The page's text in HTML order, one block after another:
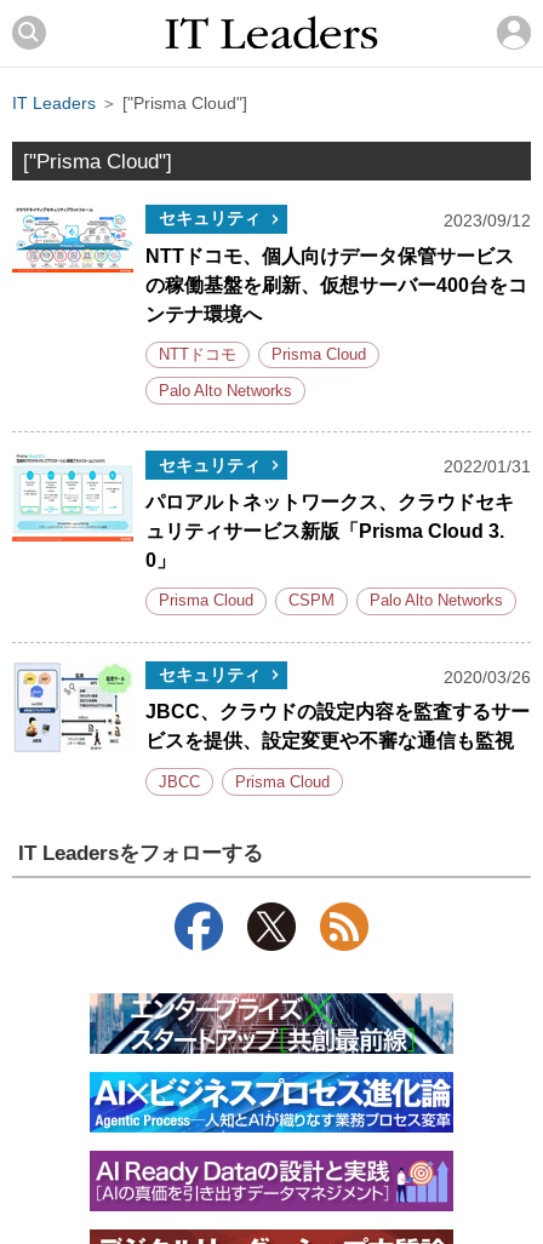
IT Leaders ＞ ["Prisma Cloud"]
["Prisma Cloud"]
セキュリティ 2023/09/12
NTTドコモ、個人向けデータ保管サービス
の稼働基盤を刷新、仮想サーバー400台をコ
ンテナ環境へ
NTTドコモ Prisma Cloud
Palo Alto Networks
セキュリティ 2022/01/31
パロアルトネットワークス、クラウドセキ
ュリティサービス新版「Prisma Cloud 3.
0」
Prisma Cloud CSPM Palo Alto Networks
セキュリティ 2020/03/26
JBCC、クラウドの設定内容を監査するサー
ビスを提供、設定変更や不審な通信も監視
JBCC Prisma Cloud
IT Leadersをフォローする